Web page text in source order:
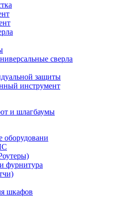
сверла
защиты
инструмент
и шлагбаумы
оборудовани
фурнитура
шкафов